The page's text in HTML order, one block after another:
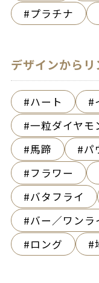
プラチナ
デザインから
ハート
一粒ダイヤモ
馬蹄
パ
フラワー
バタフライ
バー／ワンラ
ロング